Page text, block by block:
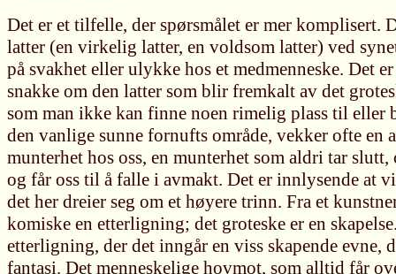
Det er et tilfelle, der spørsmålet er mer komplisert.
latter (en virkelig latter, en voldsom latter) ved
på svakhet eller ulykke hos et medmenneske. Det
snakke om den latter som blir fremkalt av det
som man ikke kan finne noen rimelig plass til eller
den vanlige sunne fornufts område, vekker ofte en
munterhet hos oss, en munterhet som aldri tar
og får oss til å falle i avmakt. Det er innlysende at
det her dreier seg om et høyere trinn. Fra et
komiske en etterligning; det groteske er en
etterligning, der det inngår en viss skapende evne,
fantasi. Det menneskelige hovmot, som alltid får